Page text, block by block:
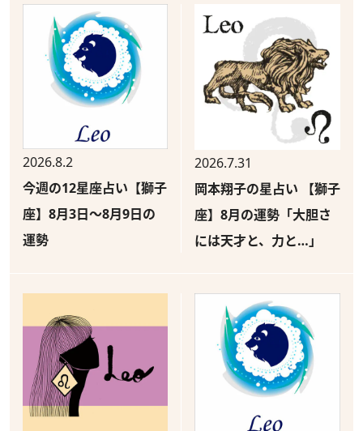
2026.8.2
今週の12星座占い【獅子
座】8月3日～8月9日の
運勢
2026.7.31
岡本翔子の星占い 【獅子
座】8月の運勢「大胆さ
には天才と、力と…」